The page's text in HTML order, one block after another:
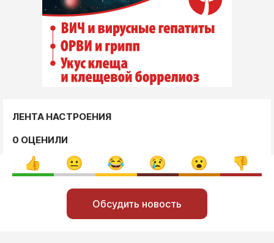
ЛЕНТА НАСТРОЕНИЯ
0 ОЦЕНИЛИ
Обсудить новость